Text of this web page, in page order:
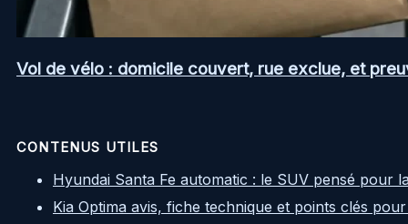
Vol de vélo : domicile couvert, rue exclue, et
CONTENUS UTILES
Hyundai Santa Fe automatic : le SUV pensé pour
Kia Optima avis, fiche technique et points clés